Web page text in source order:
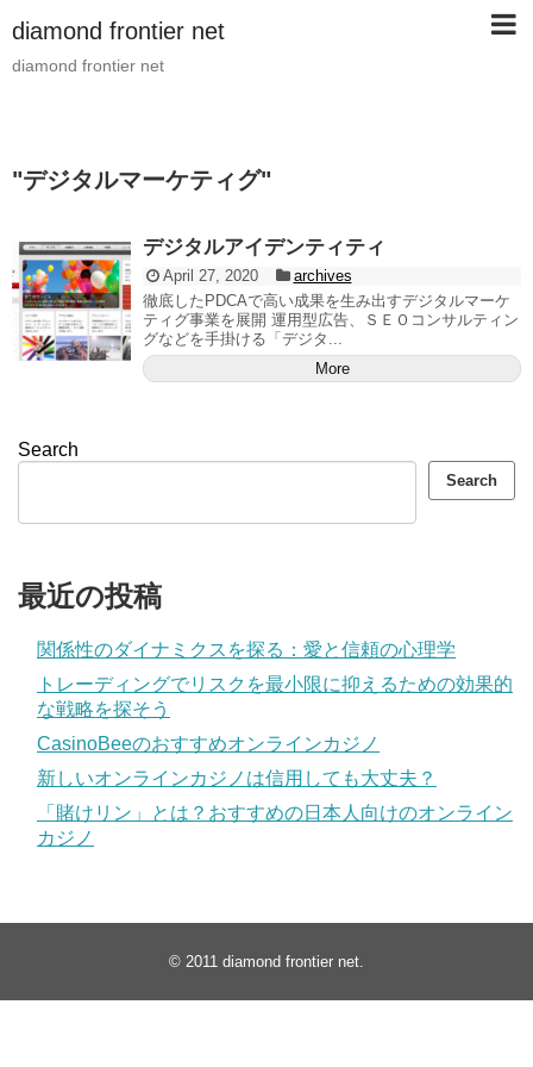
diamond frontier net
diamond frontier net
"デジタルマーケティグ"
デジタルアイデンティティ
April 27, 2020
archives
徹底したPDCAで高い成果を生み出すデジタルマーケ
ティグ事業を展開 運用型広告、ＳＥＯコンサルティン
グなどを手掛ける「デジタ...
More
Search
Search
最近の投稿
関係性のダイナミクスを探る：愛と信頼の心理学
トレーディングでリスクを最小限に抑えるための効果的
な戦略を探そう
CasinoBeeのおすすめオンラインカジノ
新しいオンラインカジノは信用しても大丈夫？
「賭けリン」とは？おすすめの日本人向けのオンライン
カジノ
© 2011 diamond frontier net